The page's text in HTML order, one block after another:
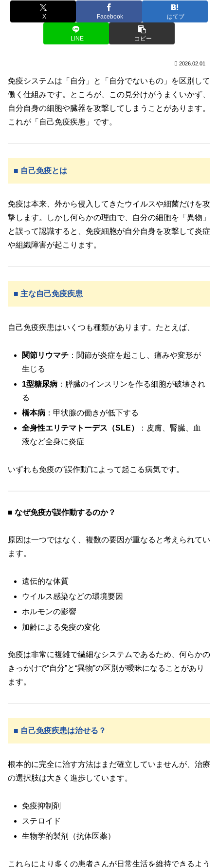
X Facebook はてブ
LINE コピー
2026.02.01
免疫システムは「自分」と「自分でないもの」を区別して
働く仕組みです。ところが、この見分けがうまくいかず、
自分自身の細胞や臓器を攻撃してしまうことがあります。
これが「自己免疫疾患」です。
■ 自己免疫とは
免疫は本来、外から侵入してきたウイルスや細菌だけを攻
撃します。しかし何らかの理由で、自分の細胞を「異物」
と誤って認識すると、免疫細胞が自分自身を攻撃して炎症
や組織障害が起こります。
■ 主な自己免疫疾患
自己免疫疾患はいくつも種類があります。たとえば、
関節リウマチ ：関節が炎症を起こし、痛みや変形が
生じる
1型糖尿病 ：膵臓のインスリンを作る細胞が破壊され
る
橋本病 ：甲状腺の働きが低下する
全身性エリテマトーデス（SLE）
：皮膚、腎臓、血
液など全身に炎症
いずれも免疫の“誤作動”によって起こる病気です。
■ なぜ免疫が誤作動するのか？
原因は一つではなく、複数の要因が重なると考えられてい
ます。
遺伝的な体質
ウイルス感染などの環境要因
ホルモンの影響
加齢による免疫の変化
免疫は非常に複雑で繊細なシステムであるため、何らかの
きっかけで“自分”と“異物”の区別が曖昧になることがあり
ます。
■ 自己免疫疾患は治せる？
根本的に完全に治す方法はまだ確立していませんが、治療
の選択肢は大きく進歩しています。
免疫抑制剤
ステロイド
生物学的製剤（抗体医薬）
これらにより多くの患者さんが日常生活を維持できるよう